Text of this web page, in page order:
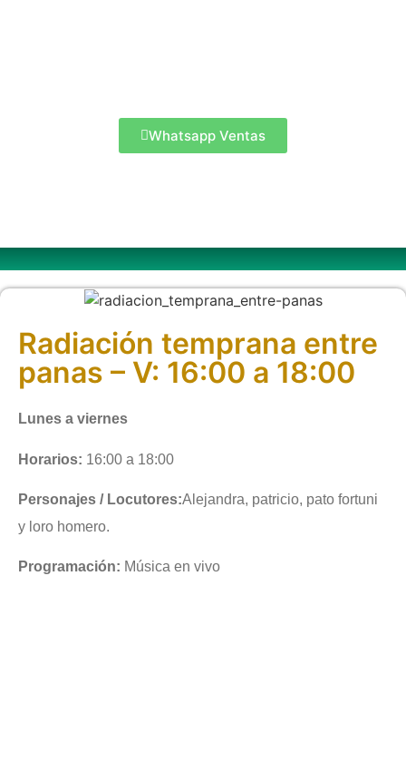
Whatsapp Ventas
Radiación temprana entre
panas – V: 16:00 a 18:00
Lunes a viernes
Horarios: 16:00 a 18:00
Personajes / Locutores:Alejandra, patricio, pato fortuni
y loro homero.
Programación: Música en vivo